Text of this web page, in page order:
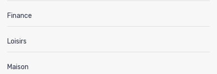
Finance
Loisirs
Maison